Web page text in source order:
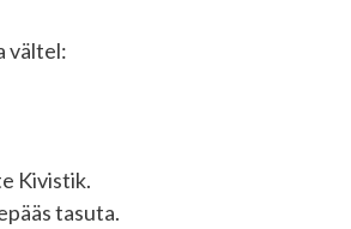
vältel:
Kivistik.
tasuta.